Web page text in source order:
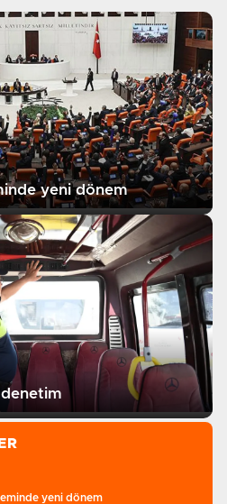
yeni dönem
denetim
yeni dönem